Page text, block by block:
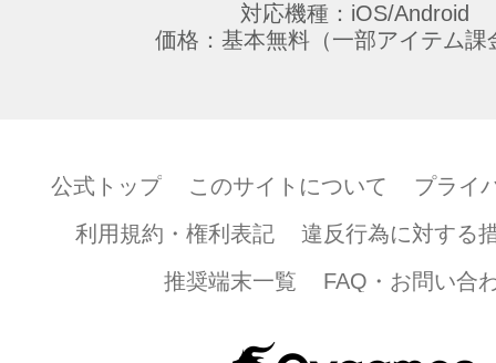
対応機種：iOS/Android
価格：基本無料（一部アイテム課
公式トップ このサイトについて
プライ
利用規約・権利表記
違反行為に対する
推奨端末一覧
FAQ・お問い合